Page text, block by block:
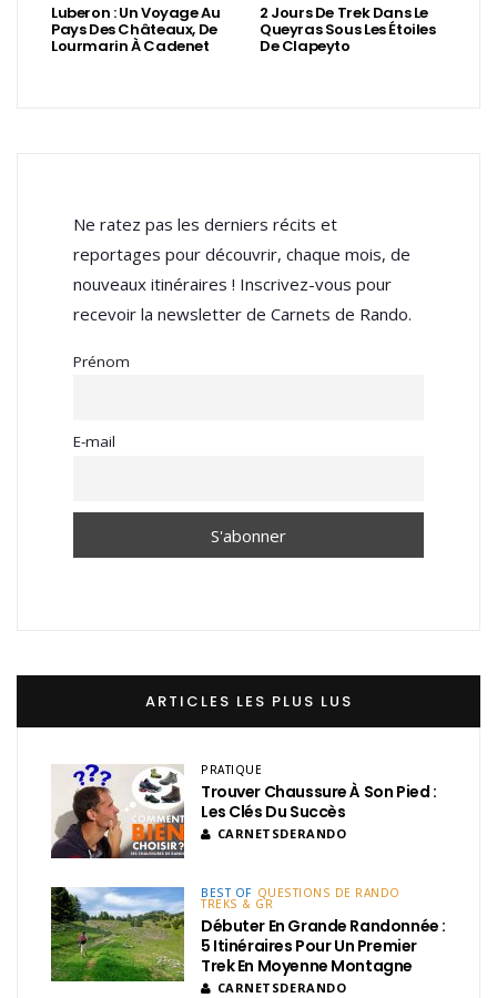
Luberon : Un Voyage Au
Pays Des Châteaux, De
Lourmarin À Cadenet
2 Jours De Trek Dans Le
Queyras Sous Les Étoiles
De Clapeyto
Ne ratez pas les derniers récits et
reportages pour découvrir, chaque mois, de
nouveaux itinéraires ! Inscrivez-vous pour
recevoir la newsletter de Carnets de Rando.
Prénom
E-mail
ARTICLES LES PLUS LUS
PRATIQUE
Trouver Chaussure À Son Pied :
Les Clés Du Succès
CARNETSDERANDO
BEST OF QUESTIONS DE RANDO
TREKS & GR
Débuter En Grande Randonnée :
5 Itinéraires Pour Un Premier
Trek En Moyenne Montagne
CARNETSDERANDO